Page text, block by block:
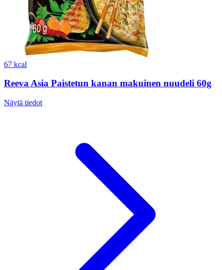
67 kcal
Reeva Asia Paistetun kanan makuinen nuudeli 60g
Näytä tiedot